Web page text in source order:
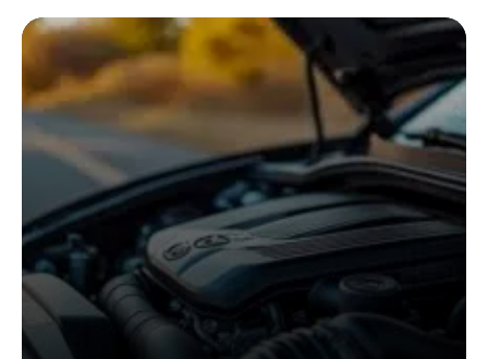
d’immatriculation vous dit sur le
moteur de votre voiture et pourquoi
c’est utile
2 janvier 2026